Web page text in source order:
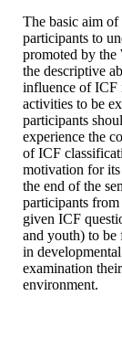
The basic aim of
participants to
promoted by
the descriptive
influence of ICF
activities to be
participants
experience the
of ICF
motivation for
the end of the
participants
given ICF
and youth) to be
in
examination
environment.